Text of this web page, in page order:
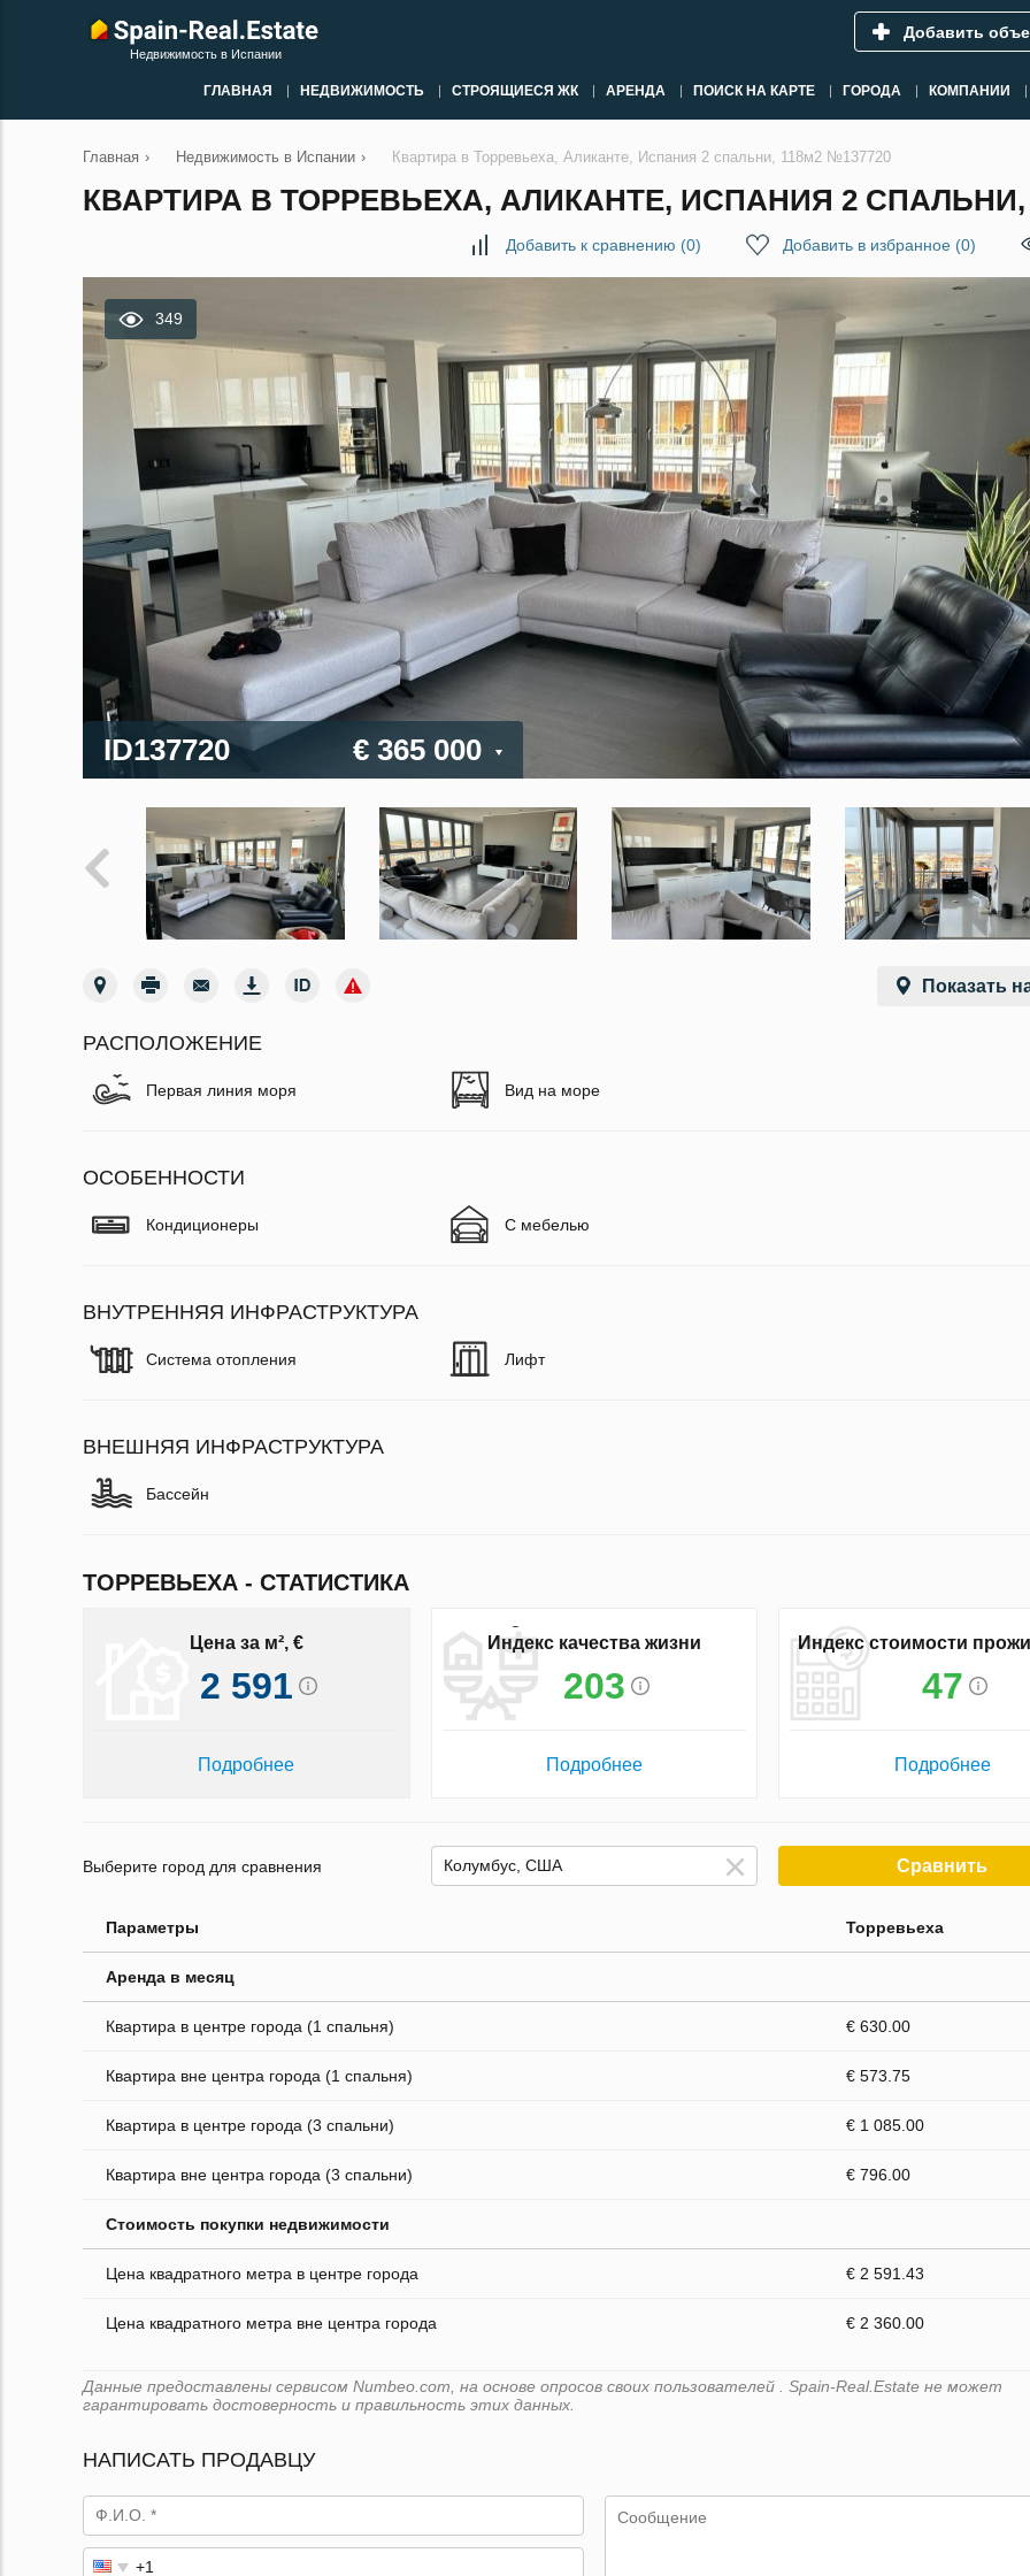
Недвижимость в Испании
Добавить
ГЛАВНАЯ НЕДВИЖИМОСТЬ СТРОЯЩИЕСЯ ЖК АРЕНДА ПОИСК НА КАРТЕ ГОРОДА КОМПАНИИ
Главная › Недвижимость в Испании › Квартира в Торревьеха, Аликанте, Испания 2 спальни, 118м2 №137720
КВАРТИРА В ТОРРЕВЬЕХА, АЛИКАНТЕ, ИСПАНИЯ 2 СПАЛЬНИ,
Добавить к сравнению (0) Добавить в избранное (0)
349
ID137720 € 365 000
Показать
РАСПОЛОЖЕНИЕ
Первая линия моря Вид на море
ОСОБЕННОСТИ
Кондиционеры С мебелью
ВНУТРЕННЯЯ ИНФРАСТРУКТУРА
Система отопления Лифт
ВНЕШНЯЯ ИНФРАСТРУКТУРА
Бассейн
ТОРРЕВЬЕХА - СТАТИСТИКА
Цена за м², €
2 591
Подробнее
Индекс качества жизни
203
Подробнее
Индекс стоимости
47
Подробнее
Выберите город для сравнения Сравнить
Параметры Торревьеха
Аренда в месяц
Квартира в центре города (1 спальня) € 630.00
Квартира вне центра города (1 спальня) € 573.75
Квартира в центре города (3 спальни) € 1 085.00
Квартира вне центра города (3 спальни) € 796.00
Стоимость покупки недвижимости
Цена квадратного метра в центре города € 2 591.43
Цена квадратного метра вне центра города € 2 360.00
Данные предоставлены сервисом Numbeo.com, на основе опросов своих пользователей . Spain-Real.Estate не может
гарантировать достоверность и правильность этих данных.
НАПИСАТЬ ПРОДАВЦУ